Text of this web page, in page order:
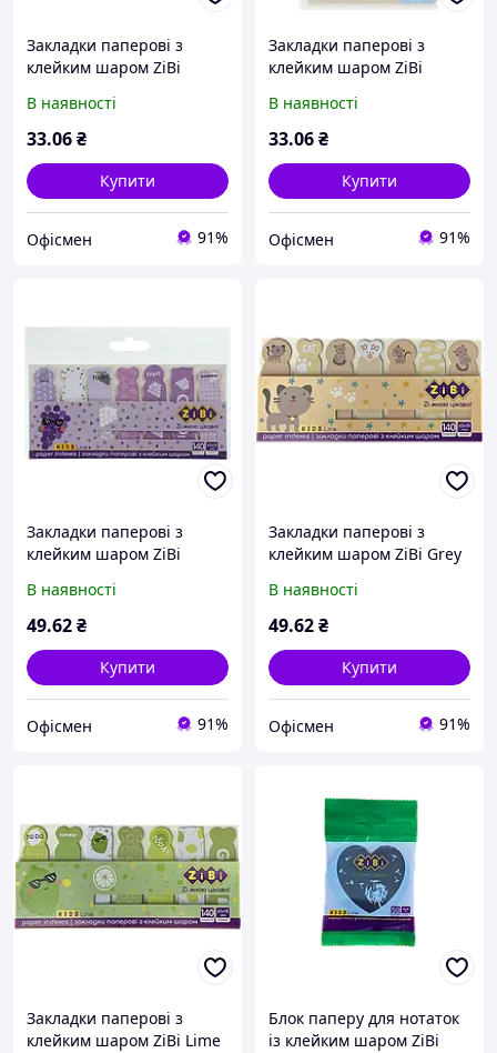
Закладки паперові з
клейким шаром ZiBi
аркушів Асорті (ZB.15106)
В наявності
33.06₴
Купити
Офісмен 91%
Закладки паперові з
клейким шаром ZiBi
аркушів Асорті (ZB.15101)
В наявності
33.06₴
Купити
Офісмен 91%
Закладки паперові з
клейким шаром ZiBi
аркушів Асорті (ZB.15102)
В наявності
49.62₴
Купити
Офісмен 91%
Закладки паперові з
клейким шаром ZiBi Grey
аркушів Асорті (ZB.15103)
В наявності
49.62₴
Купити
Офісмен 91%
Закладки паперові з
клейким шаром ZiBi Lime
Блок паперу для нотаток
із клейким шаром ZiBi